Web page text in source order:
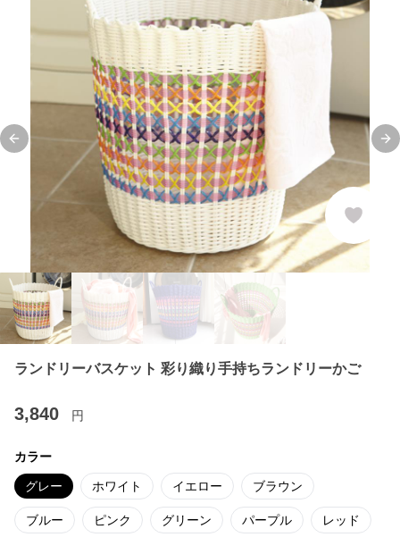
Previous slide
ランドリーバスケット 彩り織り手持ちランドリーかご
3,840 円
カラー
グレー ホワイト イエロー ブラウン
ブルー ピンク グリーン パープル レッド